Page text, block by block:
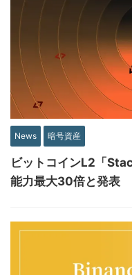
News 暗号資産
ビットコインL2「
能力最大30倍と発表